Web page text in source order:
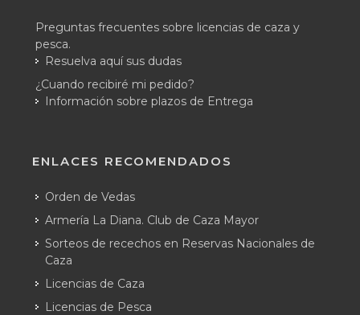
Preguntas frecuentes sobre licencias de caza y
pesca.
Resuelva aquí sus dudas
¿Cuando recibiré mi pedido?
Información sobre plazos de Entrega
ENLACES RECOMENDADOS
Orden de Vedas
Armería La Diana. Club de Caza Mayor
Sorteos de recechos en Reservas Nacionales de
Caza
Licencias de Caza
Licencias de Pesca